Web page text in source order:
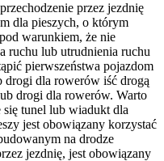
przez jezdnię
dla pieszych, o którym
warunkiem, że nie
ruchu lub utrudnienia ruchu
pierwszeństwa pojazdom
drogi dla rowerów iść drogą
drogi dla rowerów. Warto
się tunel lub wiadukt dla
jest obowiązany korzystać
na drodze
jezdnię, jest obowiązany